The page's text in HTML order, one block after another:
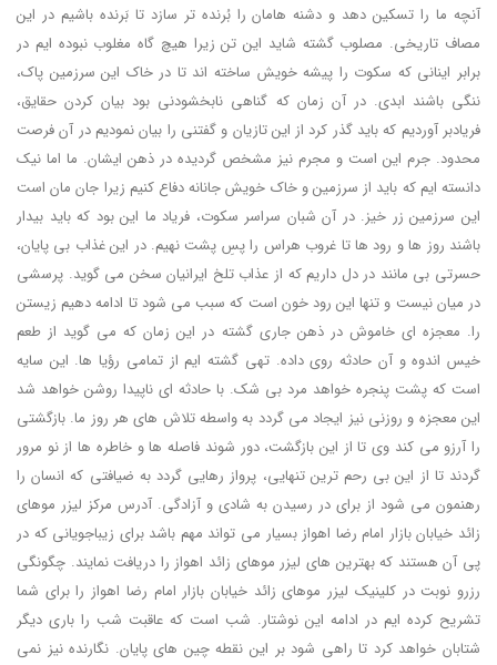
آنچه ما را تسکین دهد و دشنه هامان را بُرنده تر سازد تا بَرنده باشیم در این
مصاف تاریخی. مصلوب گشته شاید این تن زیرا هیچ گاه مغلوب نبوده ایم در
برابر اینانی که سکوت را پیشه خویش ساخته اند تا در خاک این سرزمین پاک،
ننگی باشند ابدی. در آن زمان که گناهی نابخشودنی بود بیان کردن حقایق،
فریادبر آوردیم که باید گذر کرد از این تازیان و گفتنی را بیان نمودیم در آن فرصت
محدود. جرم این است و مجرم نیز مشخص گردیده در ذهن ایشان. ما اما نیک
دانسته ایم که باید از سرزمین و خاک خویش جانانه دفاع کنیم زیرا جان مان است
این سرزمین زر خیز. در آن شبان سراسر سکوت، فریاد ما این بود که باید بیدار
باشند روز ها و رود ها تا غروب هراس را پسِ پشت نهیم. در این غذاب بی پایان،
حسرتی بی مانند در دل داریم که از عذاب تلخ ایرانیان سخن می گوید. پرسشی
در میان نیست و تنها این رود خون است که سبب می شود تا ادامه دهیم زیستن
را. معجزه ای خاموش در ذهن جاری گشته در این زمان که می گوید از طعم
خیس اندوه و آن حادثه روی داده. تهی گشته ایم از تمامی رؤیا ها. این سایه
است که پشت پنجره خواهد مرد بی شک. با حادثه ای ناپیدا روشن خواهد شد
این معجزه و روزنی نیز ایجاد می گردد به واسطه تلاش های هر روز ما. بازگشتی
را آرزو می کند وی تا از این بازگشت، دور شوند فاصله ها و خاطره ها از نو مرور
گردند تا از این بی رحم ترین تنهایی، پرواز رهایی گردد به ضیافتی که انسان را
رهنمون می شود از برای در رسیدن به شادی و آزادگی. آدرس مرکز لیزر موهای
زائد خیابان بازار امام رضا اهواز بسیار می تواند مهم باشد برای زیباجویانی که در
پی آن هستند که بهترین های لیزر موهای زائد اهواز را دریافت نمایند. چگونگی
رزرو نوبت در کلینیک لیزر موهای زائد خیابان بازار امام رضا اهواز را برای شما
تشریح کرده ایم در ادامه این نوشتار. شب است که عاقبت شب را باری دیگر
شتابان خواهد کرد تا راهی شود بر این نقطه چین های پایان. نگارنده نیز نمی